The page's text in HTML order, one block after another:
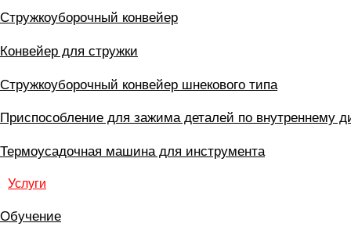
Стружкоуборочный конвейер
Конвейер для стружки
Стружкоуборочный конвейер шнекового типа
Приспособление для зажима деталей по внутреннему
Термоусадочная машина для инструмента
Услуги
Обучение